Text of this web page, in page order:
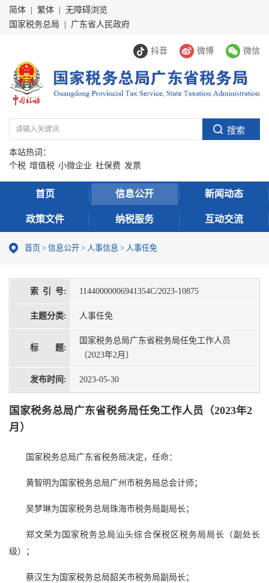
简体 繁体
无障碍浏览
国家税务总局
广东省人民政府
抖音 微博 微信
本站热词：
个税 增值税 小微企业 社保费 发票
首页 信息公开 新闻动态
政策文件 纳税服务 互动交流
首页 > 信息公开 > 人事信息 > 人事任免
索 引 号: 11440000006941354C/2023-10875
主题分类: 人事任免
标 题:
国家税务总局广东省税务局任免工作人员
（2023年2月）
发布时间: 2023-05-30
国家税务总局广东省税务局任免工作人员（2023年2
月）
国家税务总局广东省税务局决定，任命：
黄智明为国家税务总局广州市税务局总会计师；
吴梦琳为国家税务总局珠海市税务局副局长；
郑文荣为国家税务总局汕头综合保税区税务局局长（副处长
级）；
蔡汉生为国家税务总局韶关市税务局副局长；